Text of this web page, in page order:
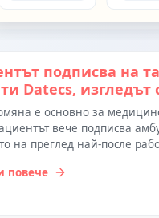
подписва на
Datecs, изгледът
е основно за
вече подписва
на преглед най-после
повече